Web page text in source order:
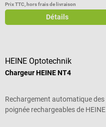
Prix TTC, hors frais de livraison
Détails
HEINE Optotechnik
Chargeur HEINE NT4
Rechargement automatique des
poignée rechargeables de HEINE